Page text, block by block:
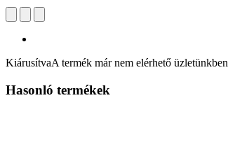
KiárusítvaA termék már nem elérhető üzletünkben
Hasonló termékek